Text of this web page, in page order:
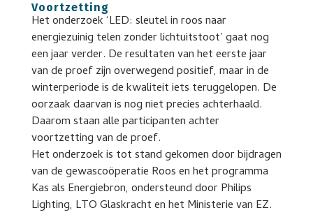
Voortzetting
Het onderzoek ‘LED: sleutel in roos naar
energiezuinig telen zonder lichtuitstoot’ gaat nog
een jaar verder. De resultaten van het eerste jaar
van de proef zijn overwegend positief, maar in de
winterperiode is de kwaliteit iets teruggelopen. De
oorzaak daarvan is nog niet precies achterhaald.
Daarom staan alle participanten achter
voortzetting van de proef.
Het onderzoek is tot stand gekomen door bijdragen
van de gewascoöperatie Roos en het programma
Kas als Energiebron, ondersteund door Philips
Lighting, LTO Glaskracht en het Ministerie van EZ.